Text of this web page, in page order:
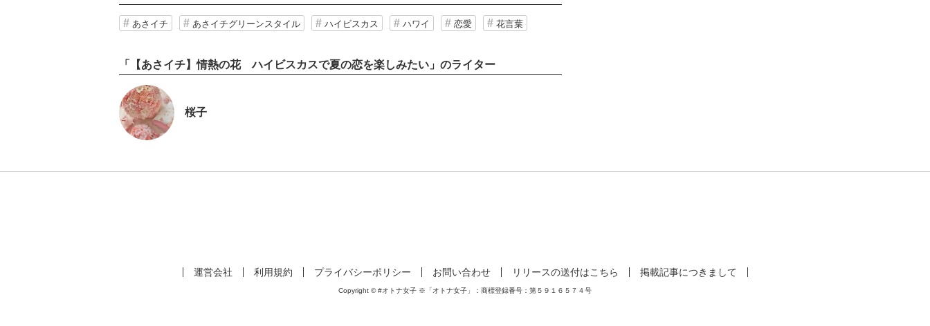
あさイチ あさイチグリーンスタイル ハイビスカス ハワイ 恋愛 花言葉
「【あさイチ】情熱の花 ハイビスカスで夏の恋を楽しみたい」のライター
桜子
運営会社 利用規約 プライバシーポリシー お問い合わせ リリースの送付はこちら 掲載記事につきまして
Copyright © #オトナ女子 ※「オトナ女子」：商標登録番号：第５９１６５７４号